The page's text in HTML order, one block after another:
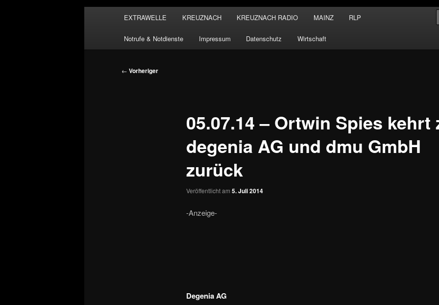
EXTRAWELLE KREUZNACH KREUZNACH RADIO MAINZ RLP
Notrufe & Notdienste Impressum Datenschutz Wirtschaft
Beitragsnavigation
← Vorheriger
05.07.14 – Ortwin Spies kehrt
degenia AG und dmu GmbH
zurück
Veröffentlicht am 5. Juli 2014
-Anzeige-
Degenia AG